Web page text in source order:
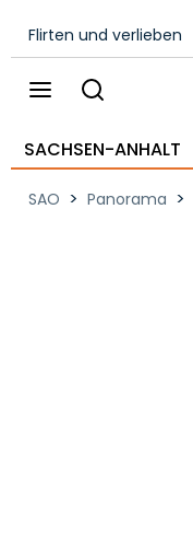
Flirten und verlieben
SACHSEN-ANHALT
SAO > Panorama >